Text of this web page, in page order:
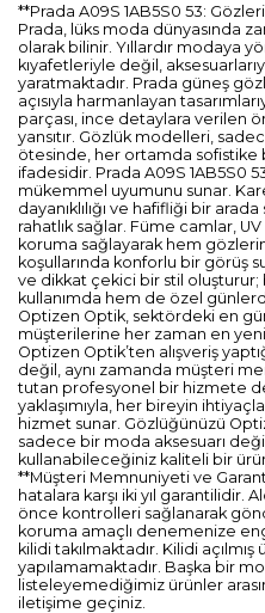
**Prada A09S 1AB5S0 53:
Prada, lüks moda dünyasında
olarak bilinir. Yıllardır modaya
kıyafetleriyle değil,
yaratmaktadır. Prada güneş
açısıyla harmanlayan
parçası, ince detaylara verilen
yansıtır. Gözlük modelleri,
ötesinde, her ortamda
ifadesidir. Prada A09S 1AB5S0
mükemmel uyumunu sunar.
dayanıklılığı ve hafifliği bir
rahatlık sağlar. Füme camlar, UV
koruma sağlayarak hem
koşullarında konforlu bir görüş
ve dikkat çekici bir stil
kullanımda hem de özel
Optizen Optik, sektördeki en
müşterilerine her zaman en
Optizen Optik’ten alışveriş
değil, aynı zamanda müşteri
tutan profesyonel bir hizmete
yaklaşımıyla, her bireyin
hizmet sunar. Gözlüğünüzü
sadece bir moda aksesuarı
kullanabileceğiniz kaliteli bir
**Müşteri Memnuniyeti ve
hatalara karşı iki yıl garantilidir.
önce kontrolleri sağlanarak
koruma amaçlı denemenize
kilidi takılmaktadır. Kilidi
yapılamamaktadır. Başka bir
listeleyemediğimiz ürünler
iletişime geçiniz.